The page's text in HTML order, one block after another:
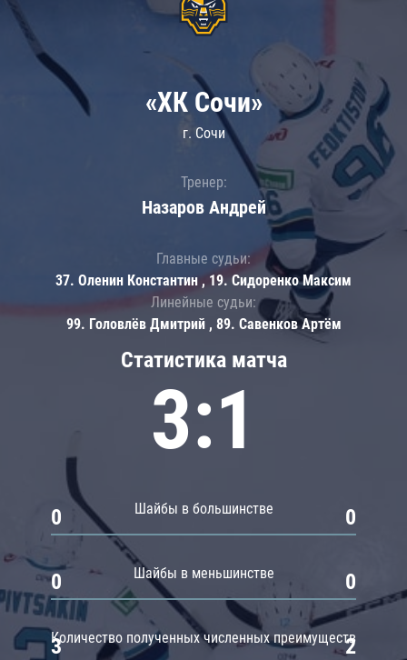
Статистика матча
3:1
Шайбы в большинстве
0 0
Шайбы в меньшинстве
0 0
Количество полученных численных преимуществ
3 2
«ХК Сочи»
г. Сочи
Тренер:
Назаров Андрей
Главные судьи:
37. Оленин Константин , 19. Сидоренко Максим
Линейные судьи:
99. Головлёв Дмитрий , 89. Савенков Артём